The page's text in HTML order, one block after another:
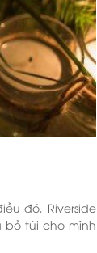
đó, Riverside
bỏ túi cho mình